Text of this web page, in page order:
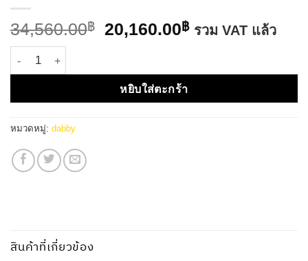
34,560.00฿
Original
34,560.00฿.
20,160.00 ฿Current
20,160.00฿.
รวม VAT แล้ว
จำนวน dabby Standard รายปี ลด 30% ตลอดชีพ แถมอีก 2 เดือน
หยิบใส่ตะกร้า
หมวดหมู่: dabby
สินค้าที่เกี่ยวข้อง